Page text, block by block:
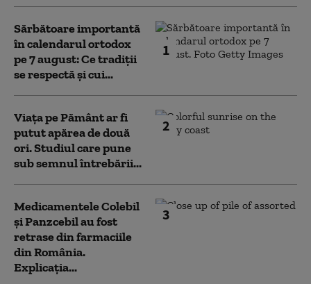
1
Sărbătoare importantă
în calendarul ortodox
pe 7 august: Ce tradiții
se respectă și cui...
2
Viața pe Pământ ar fi
putut apărea de două
ori. Studiul care pune
sub semnul întrebării...
3
Medicamentele Colebil
și Panzcebil au fost
retrase din farmaciile
din România.
Explicația...